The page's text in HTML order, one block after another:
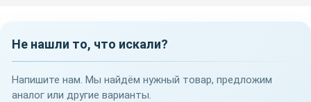
Не нашли то, что искали?
Напишите нам. Мы найдём нужный товар, предложим
аналог или другие варианты.